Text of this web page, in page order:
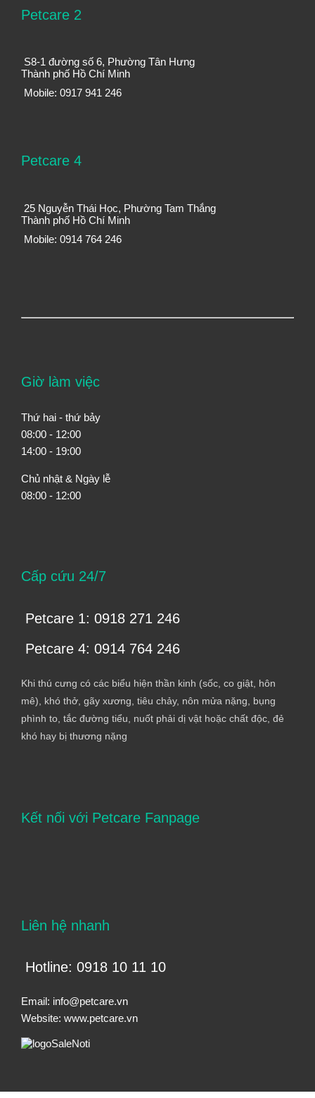
Petcare 2
S8-1 đường số 6, Phường Tân Hưng
Thành phố Hồ Chí Minh
Mobile: 0917 941 246
Petcare 4
25 Nguyễn Thái Học, Phường Tam Thắng
Thành phố Hồ Chí Minh
Mobile: 0914 764 246
Giờ làm việc
Thứ hai - thứ bảy
08:00 - 12:00
14:00 - 19:00
Chủ nhật & Ngày lễ
08:00 - 12:00
Cấp cứu 24/7
Petcare 1: 0918 271 246
Petcare 4: 0914 764 246
Khi thú cưng có các biểu hiện thần kinh (sốc, co giật, hôn
mê), khó thở, gãy xương, tiêu chảy, nôn mửa nặng, bụng
phình to, tắc đường tiểu, nuốt phải dị vật hoặc chất độc, đẻ
khó hay bị thương nặng
Kết nối với Petcare Fanpage
Liên hệ nhanh
Hotline: 0918 10 11 10
Email: info@petcare.vn
Website: www.petcare.vn